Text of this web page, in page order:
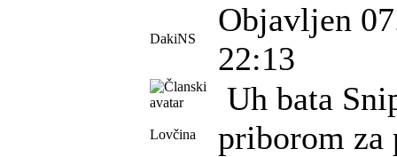
DakiNS
Objavljen
22:13
Lovčina
Uh bata
priborom za